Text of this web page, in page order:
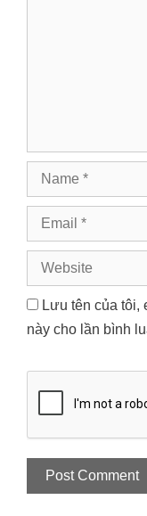
Name
Email
Website
Lưu tên của tôi,
này cho lần bình